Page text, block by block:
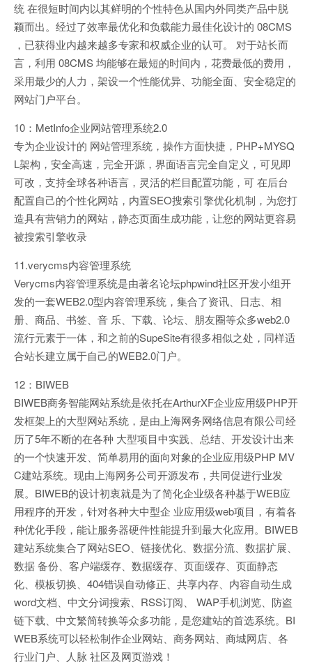
统 在很短时间内以其鲜明的个性特色从国内外同类产品中脱
颖而出。经过了效率最优化和负载能力最佳化设计的 08CMS
，已获得业内越来越多专家和权威企业的认可。 对于站长而
言，利用 08CMS 均能够在最短的时间内，花费最低的费用，
采用最少的人力，架设一个性能优异、功能全面、安全稳定的
网站门户平台。
10：MetInfo企业网站管理系统2.0
专为企业设计的 网站管理系统，操作方面快捷，PHP+MYSQ
L架构，安全高速，完全开源，界面语言完全自定义，可见即
可改，支持全球各种语言，灵活的栏目配置功能，可 在后台
配置自己的个性化网站，内置SEO搜索引擎优化机制，为您打
造具有营销力的网站，静态页面生成功能，让您的网站更容易
被搜索引擎收录
11.verycms内容管理系统
Verycms内容管理系统是由著名论坛phpwind社区开发小组开
发的一套WEB2.0型内容管理系统，集合了资讯、日志、相
册、商品、书签、音 乐、下载、论坛、朋友圈等众多web2.0
流行元素于一体，和之前的SupeSite有很多相似之处，同样适
合站长建立属于自己的WEB2.0门户。
12：BIWEB
BIWEB商务智能网站系统是依托在ArthurXF企业应用级PHP开
发框架上的大型网站系统，是由上海网务网络信息有限公司经
历了5年不断的在各种 大型项目中实践、总结、开发设计出来
的一个快速开发、简单易用的面向对象的企业应用级PHP MV
C建站系统。现由上海网务公司开源发布，共同促进行业发
展。BIWEB的设计初衷就是为了简化企业级各种基于WEB应
用程序的开发，针对各种大中型企 业应用级web项目，有着各
种优化手段，能让服务器硬件性能提升到最大化应用。BIWEB
建站系统集合了网站SEO、链接优化、数据分流、数据扩展、
数据 备份、客户端缓存、数据缓存、页面缓存、页面静态
化、模板切换、404错误自动修正、共享内存、内容自动生成
word文档、中文分词搜索、RSS订阅、 WAP手机浏览、防盗
链下载、中文繁简转换等众多功能，是您建站的首选系统。BI
WEB系统可以轻松制作企业网站、商务网站、商城网店、各
行业门户、人脉 社区及网页游戏！